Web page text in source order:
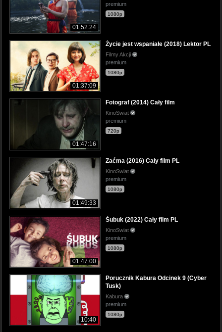
01:52:24
premium
1080p
01:37:09
Życie jest wspaniałe (2018) Lektor PL
Filmy Akcji
premium
1080p
01:47:16
Fotograf (2014) Cały film
KinoSwiat
premium
720p
01:49:33
Zaćma (2016) Cały film PL
KinoSwiat
premium
1080p
01:47:00
Śubuk (2022) Cały film PL
KinoSwiat
premium
1080p
10:40
Porucznik Kabura Odcinek 9 (Cyber
Tusk)
Kabura
premium
1080p